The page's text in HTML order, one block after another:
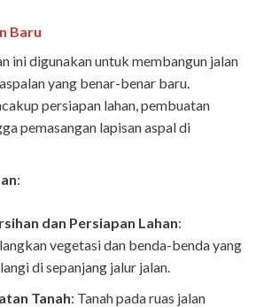
Baru
ini digunakan untuk membangun jalan
yang benar-benar baru.
persiapan lahan, pembuatan
pemasangan lapisan aspal di
:
dan Persiapan Lahan:
vegetasi dan benda-benda yang
di sepanjang jalur jalan.
Tanah: Tanah pada ruas jalan